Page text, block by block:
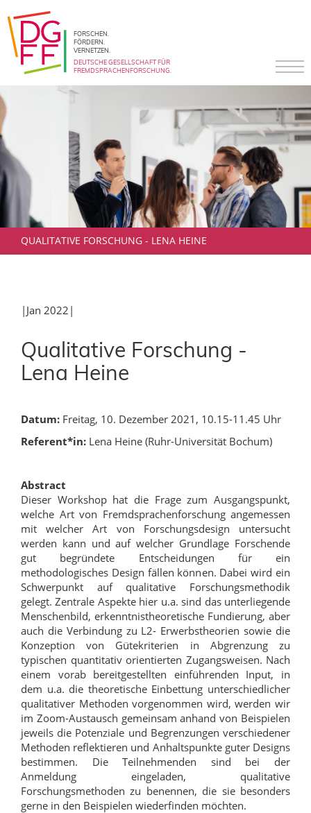
FORSCHEN.
FÖRDERN.
VERNETZEN.
DEUTSCHE GESELLSCHAFT FÜR
FREMDSPRACHENFORSCHUNG.
QUALITATIVE FORSCHUNG - LENA HEINE
|Jan 2022|
Qualitative Forschung -
Lena Heine
Datum: Freitag, 10. Dezember 2021, 10.15-11.45 Uhr
Referent*in: Lena Heine (Ruhr-Universität Bochum)
Abstract
Dieser Workshop hat die Frage zum Ausgangspunkt,
welche Art von Fremdsprachenforschung angemessen
mit welcher Art von Forschungsdesign untersucht
werden kann und auf welcher Grundlage Forschende
gut begründete Entscheidungen für ein
methodologisches Design fällen können. Dabei wird ein
Schwerpunkt auf qualitative Forschungsmethodik
gelegt. Zentrale Aspekte hier u.a. sind das unterliegende
Menschenbild, erkenntnistheoretische Fundierung, aber
auch die Verbindung zu L2- Erwerbstheorien sowie die
Konzeption von Gütekriterien in Abgrenzung zu
typischen quantitativ orientierten Zugangsweisen. Nach
einem vorab bereitgestellten einführenden Input, in
dem u.a. die theoretische Einbettung unterschiedlicher
qualitativer Methoden vorgenommen wird, werden wir
im Zoom-Austausch gemeinsam anhand von Beispielen
jeweils die Potenziale und Begrenzungen verschiedener
Methoden reflektieren und Anhaltspunkte guter Designs
bestimmen. Die Teilnehmenden sind bei der
Anmeldung eingeladen, qualitative
Forschungsmethoden zu benennen, die sie besonders
gerne in den Beispielen wiederfinden möchten.